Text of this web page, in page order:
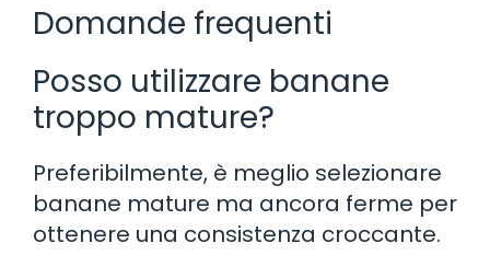
Domande frequenti
Posso utilizzare banane
troppo mature?
Preferibilmente, è meglio selezionare
banane mature ma ancora ferme per
ottenere una consistenza croccante.